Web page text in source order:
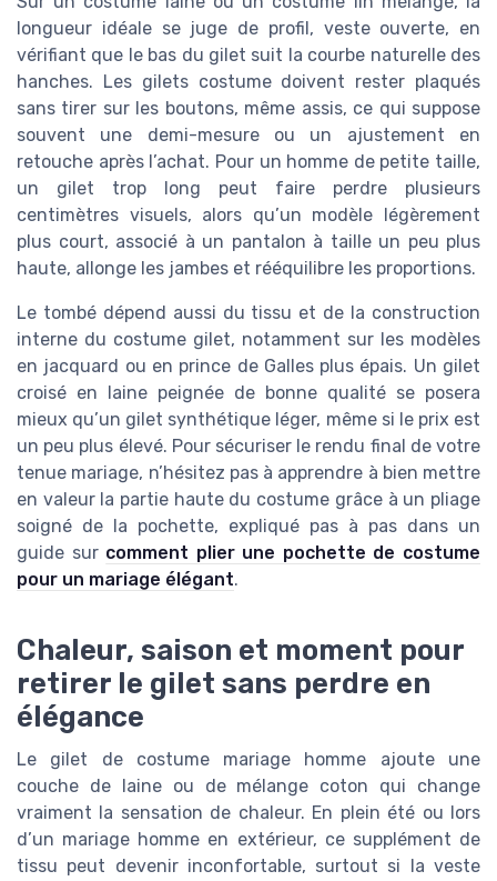
longueur idéale se juge de profil, veste ouverte, en
vérifiant que le bas du gilet suit la courbe naturelle des
hanches. Les gilets costume doivent rester plaqués
sans tirer sur les boutons, même assis, ce qui suppose
souvent une demi-mesure ou un ajustement en
retouche après l’achat. Pour un homme de petite taille,
un gilet trop long peut faire perdre plusieurs
centimètres visuels, alors qu’un modèle légèrement
plus court, associé à un pantalon à taille un peu plus
haute, allonge les jambes et rééquilibre les proportions.
Le tombé dépend aussi du tissu et de la construction
interne du costume gilet, notamment sur les modèles
en jacquard ou en prince de Galles plus épais. Un gilet
croisé en laine peignée de bonne qualité se posera
mieux qu’un gilet synthétique léger, même si le prix est
un peu plus élevé. Pour sécuriser le rendu final de votre
tenue mariage, n’hésitez pas à apprendre à bien mettre
en valeur la partie haute du costume grâce à un pliage
soigné de la pochette, expliqué pas à pas dans un
guide sur comment plier une pochette de costume
pour un mariage élégant.
Chaleur, saison et moment pour
retirer le gilet sans perdre en
élégance
Le gilet de costume mariage homme ajoute une
couche de laine ou de mélange coton qui change
vraiment la sensation de chaleur. En plein été ou lors
d’un mariage homme en extérieur, ce supplément de
tissu peut devenir inconfortable, surtout si la veste